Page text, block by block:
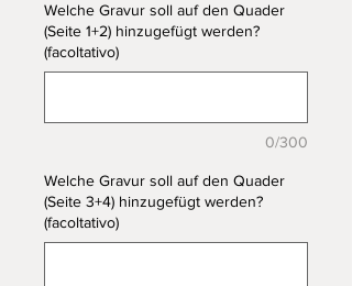
Welche Gravur soll auf den Quader
(Seite 1+2) hinzugefügt werden?
(facoltativo)
0/300
Welche Gravur soll auf den Quader
(Seite 3+4) hinzugefügt werden?
(facoltativo)